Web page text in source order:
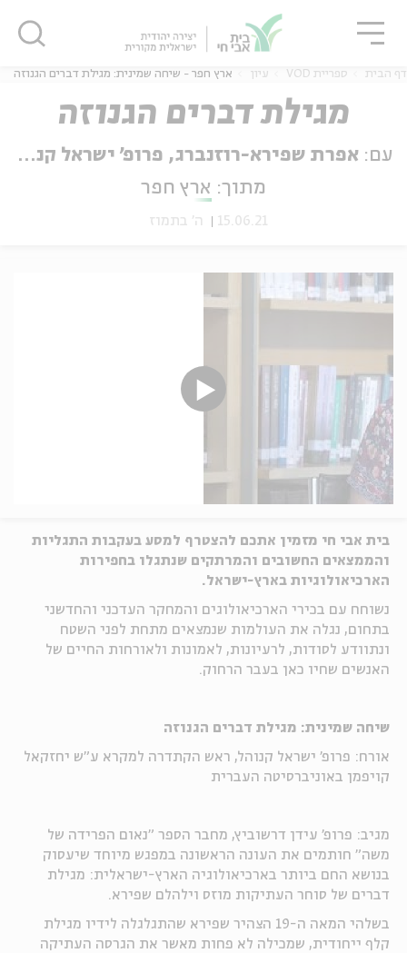
אנגלית נוער
דף הבית ספריית VOD עיון ארץ חפר - שיחה שמינית: מגילת דברים הגנוזה
מגילת דברים הגנוזה
עם: אפרת שפירא-רוזנברג, פרופ' ישראל קנוהל
מתוך: ארץ חפר
15.06.21 ה' בתמוז
בית אבי חי מזמין אתכם להצטרף למסע בעקבות התגליות
והממצאים החשובים והמרתקים שנתגלו בחפירות
הארכיאולוגיות בארץ-ישראל.
נשוחח עם בכירי הארכיאולוגים והמחקר העדכני והחדשני
בתחום, נגלה את העולמות שנמצאים מתחת לפני השטח
ונתוודע לסודות, לרעיונות, לאמונות ולאורחות החיים של
האנשים שחיו כאן בעבר הרחוק.
שיחה שמינית: מגילת דברים הגנוזה
אורח: פרופ' ישראל קנוהל, ראש הקתדרה למקרא ע"ש יחזקאל
קויפמן באוניברסיטה העברית
מגיב: פרופ' עידן דרשוביץ, מחבר הספר "נאום הפרידה של
משה" חותמים את העונה הראשונה במפגש מיוחד שיעסוק
בנושא החם ביותר בארכיאולוגיה הארץ-ישראלית: מגילת
דברים של סוחר העתיקות מוזס וילהלם שפירא.
בשלהי המאה ה-19 הצהיר שפירא שהתגלגלה לידיו מגילת
קלף ייחודית, שמכילה לא פחות מאשר את הגרסה העתיקה
סגור